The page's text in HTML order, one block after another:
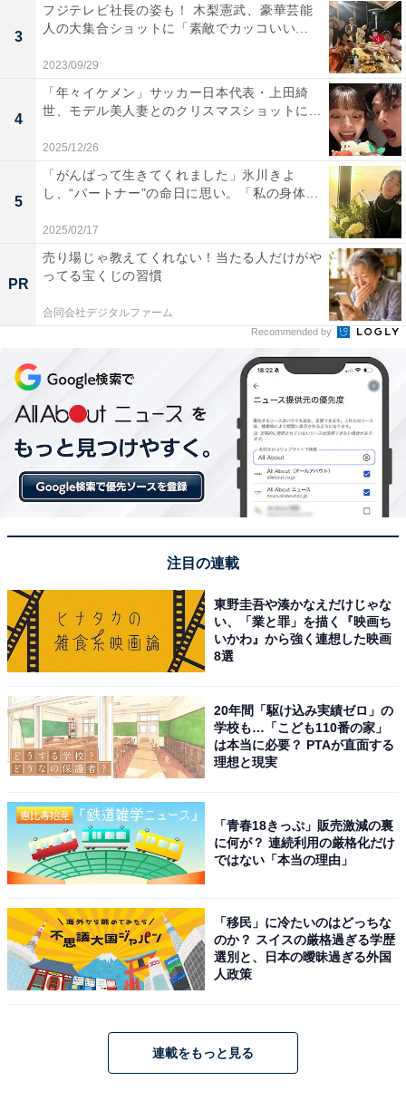
3
フジテレビ社長の姿も！ 木梨憲武、豪華芸能
人の大集合ショットに「素敵でカッコいい...
2023/09/29
4
「年々イケメン」サッカー日本代表・上田綺
世、モデル美人妻とのクリスマスショットに...
2025/12/26
5
「がんばって生きてくれました」氷川きよ
し、“パートナー”の命日に思い。「私の身体...
2025/02/17
PR
売り場じゃ教えてくれない！当たる人だけがや
ってる宝くじの習慣
合同会社デジタルファーム
Recommended by
注目の連載
東野圭吾や湊かなえだけじゃな
い、「業と罪」を描く『映画ち
いかわ』から強く連想した映画
8選
20年間「駆け込み実績ゼロ」の
学校も…「こども110番の家」
は本当に必要？ PTAが直面する
理想と現実
「青春18きっぷ」販売激減の裏
に何が？ 連続利用の厳格化だけ
ではない「本当の理由」
「移民」に冷たいのはどっちな
のか？ スイスの厳格過ぎる学歴
選別と、日本の曖昧過ぎる外国
人政策
連載をもっと見る